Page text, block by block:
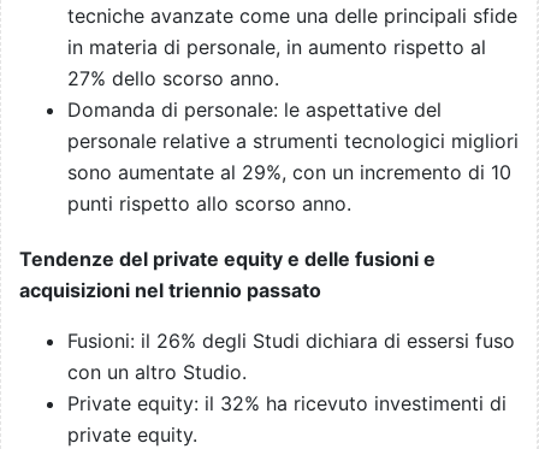
tecniche avanzate come una delle principali sfide
in materia di personale, in aumento rispetto al
27% dello scorso anno.
Domanda di personale: le aspettative del
personale relative a strumenti tecnologici migliori
sono aumentate al 29%, con un incremento di 10
punti rispetto allo scorso anno.
Tendenze del private equity e delle fusioni e
acquisizioni nel triennio passato
Fusioni: il 26% degli Studi dichiara di essersi fuso
con un altro Studio.
Private equity: il 32% ha ricevuto investimenti di
private equity.